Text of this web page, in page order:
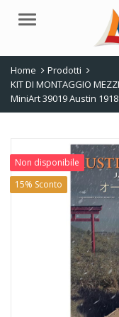
Menu
Home
Prodotti
KIT DI MONTAGGIO
MiniArt 39019 Austin
Non disponibile
15% Sconto